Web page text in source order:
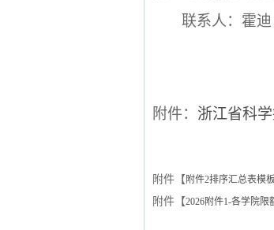
联系人：霍迪
附件： 浙江省科
附件【附件2排序汇总表模
附件【2026附件1-各学院限